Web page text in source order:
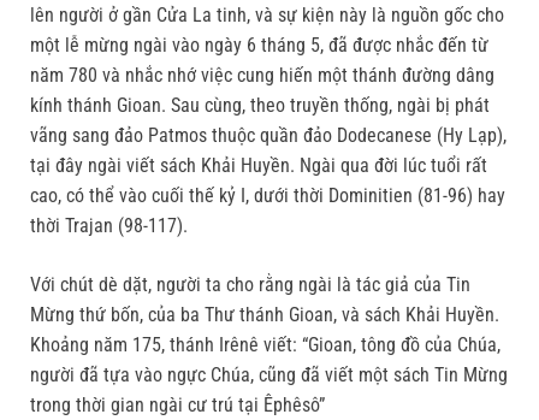
lên người ở gần Cửa La tinh, và sự kiện này là nguồn gốc cho
một lễ mừng ngài vào ngày 6 tháng 5, đã được nhắc đến từ
năm 780 và nhắc nhớ việc cung hiến một thánh đường dâng
kính thánh Gioan. Sau cùng, theo truyền thống, ngài bị phát
vãng sang đảo Patmos thuộc quần đảo Dodecanese (Hy Lạp),
tại đây ngài viết sách Khải Huyền. Ngài qua đời lúc tuổi rất
cao, có thể vào cuối thế kỷ I, dưới thời Dominitien (81-96) hay
thời Trajan (98-117).
Với chút dè dặt, người ta cho rằng ngài là tác giả của Tin
Mừng thứ bốn, của ba Thư thánh Gioan, và sách Khải Huyền.
Khoảng năm 175, thánh Irênê viết: “Gioan, tông đồ của Chúa,
người đã tựa vào ngực Chúa, cũng đã viết một sách Tin Mừng
trong thời gian ngài cư trú tại Êphêsô”